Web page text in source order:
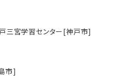
三宮学習センター[神戸市]
市]